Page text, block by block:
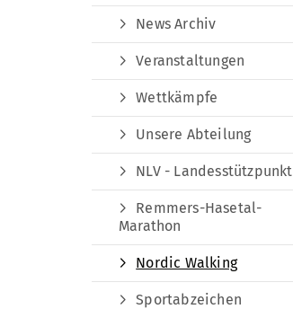
News Archiv
Veranstaltungen
Wettkämpfe
Unsere Abteilung
NLV - Landesstützpunkt
Remmers-Hasetal-
Marathon
Nordic Walking
Sportabzeichen